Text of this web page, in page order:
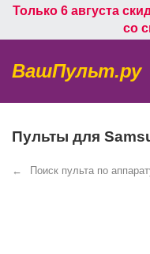
Только 6 августа
со
ВашПульт.ру
Пульты для
Поиск пульта по